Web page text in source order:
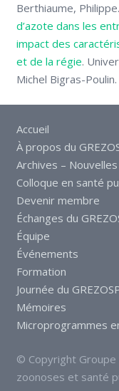
Berthiaume, Philippe.
d’azote dans les
impact des
et de la régie.
Michel Bigras-
Accueil
À propos du
Archives –
Colloque en santé
Devenir membre
Échanges du
Équipe
Événements
Formation
Journée du
Mémoires
Microprogrammes
© Copyright
zoonoses et santé